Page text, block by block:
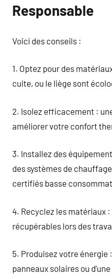
Responsable
Voici des conseils :
1. Optez pour des
cuite, ou le liège sont
2. Isolez efficacement :
améliorer votre confort
3. Installez des
des systèmes de
certifiés basse
4. Recyclez les matériaux
récupérables lors des
5. Produisez votre énergie
panneaux solaires ou